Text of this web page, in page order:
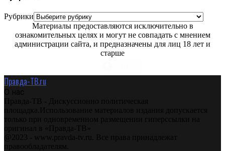
Рубрики
Материалы предоставляются исключительно в
ознакомительных целях и могут не совпадать с мнением
администрации сайта, и предназначены для лиц 18 лет и
старше
Правда-ТВ.ru
О нас
Правда-ТВ - Дискуссионно политическая
площадка.Использование материалов издания допускается
только при одновременном размещении гиперссылки на
оригинал в «Правда-ТВ»
@2023 - www.pravda-tv.ru. Все права принадлежат
правообладателям.